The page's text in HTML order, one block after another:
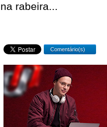
na rabeira...
Comentário(s)